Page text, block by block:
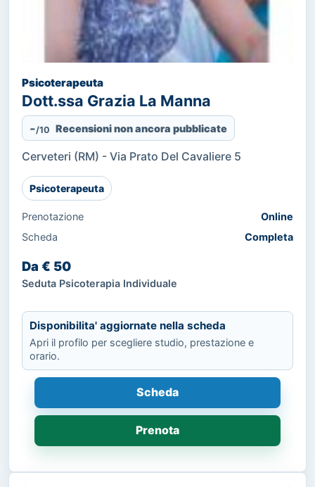
Psicoterapeuta
Dott.ssa Grazia La Manna
-/10 Recensioni non ancora pubblicate
Cerveteri (RM) - Via Prato Del Cavaliere 5
Psicoterapeuta
Prenotazione
Online
Scheda
Completa
Da € 50
Seduta Psicoterapia Individuale
Disponibilita' aggiornate nella scheda
Apri il profilo per scegliere studio, prestazione e
orario.
Scheda
Prenota